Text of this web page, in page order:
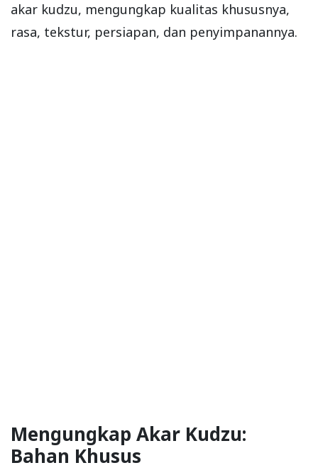
akar kudzu, mengungkap kualitas khususnya,
rasa, tekstur, persiapan, dan penyimpanannya.
Mengungkap Akar Kudzu:
Bahan Khusus